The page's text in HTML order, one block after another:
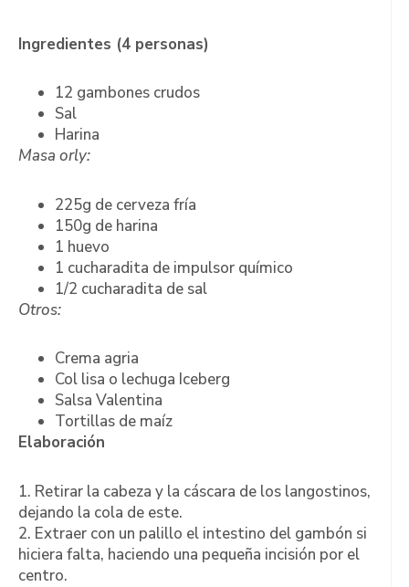
Ingredientes (4 personas)
12 gambones crudos
Sal
Harina
Masa orly:
225g de cerveza fría
150g de harina
1 huevo
1 cucharadita de impulsor químico
1/2 cucharadita de sal
Otros:
Crema agria
Col lisa o lechuga Iceberg
Salsa Valentina
Tortillas de maíz
Elaboración
1. Retirar la cabeza y la cáscara de los langostinos,
dejando la cola de este.
2. Extraer con un palillo el intestino del gambón si
hiciera falta, haciendo una pequeña incisión por el
centro.